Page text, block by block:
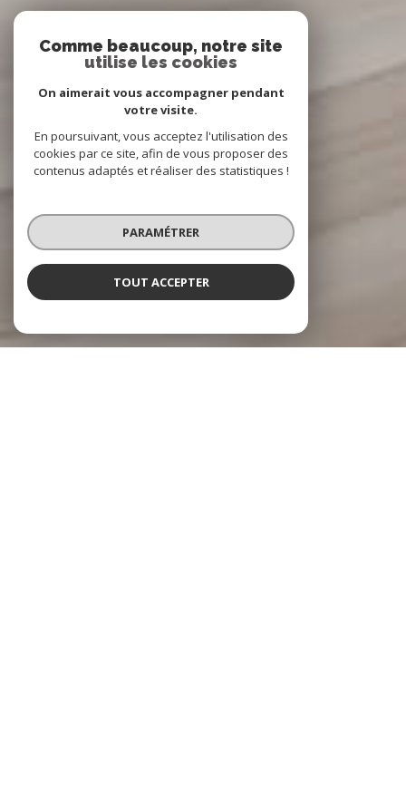
Comme beaucoup, notre site
utilise les cookies
On aimerait vous accompagner pendant
votre visite.
En poursuivant, vous acceptez l'utilisation des
cookies par ce site, afin de vous proposer des
contenus adaptés et réaliser des statistiques !
PARAMÉTRER
TOUT ACCEPTER